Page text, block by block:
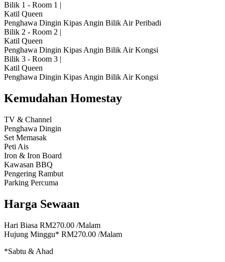
Bilik 1 - Room 1 |
Katil Queen
Penghawa Dingin Kipas Angin Bilik Air Peribadi
Bilik 2 - Room 2 |
Katil Queen
Penghawa Dingin Kipas Angin Bilik Air Kongsi
Bilik 3 - Room 3 |
Katil Queen
Penghawa Dingin Kipas Angin Bilik Air Kongsi
Kemudahan Homestay
TV & Channel
Penghawa Dingin
Set Memasak
Peti Ais
Iron & Iron Board
Kawasan BBQ
Pengering Rambut
Parking Percuma
Harga Sewaan
Hari Biasa RM270.00 /Malam
Hujung Minggu* RM270.00 /Malam
*Sabtu & Ahad